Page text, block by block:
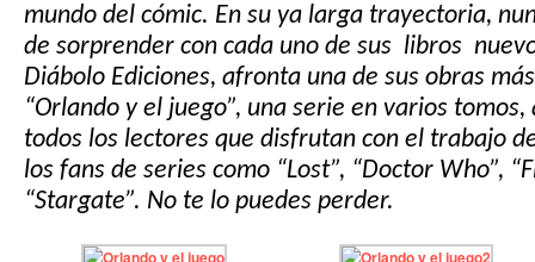
mundo del cómic. En su ya larga trayectoria,
de sorprender con cada uno de sus libros
Diábolo Ediciones, afronta una de sus obras
“Orlando y el juego”, una serie en varios
todos los lectores que disfrutan con el trabajo
los fans de series como “Lost”, “Doctor Who”,
“Stargate”. No te lo puedes perder.